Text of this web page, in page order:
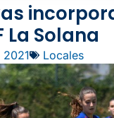
La Solana
Locales